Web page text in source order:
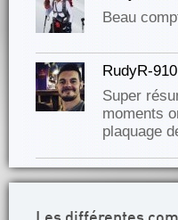
Beau
RudyR-910
Super
moments
plaquage